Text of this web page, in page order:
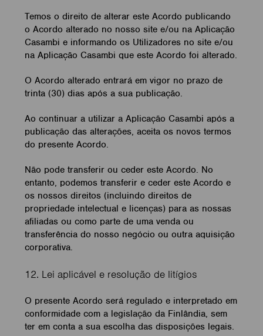
Temos o direito de alterar este Acordo publicando
o Acordo alterado no nosso site e/ou na Aplicação
Casambi e informando os Utilizadores no site e/ou
na Aplicação Casambi que este Acordo foi alterado.
O Acordo alterado entrará em vigor no prazo de
trinta (30) dias após a sua publicação.
Ao continuar a utilizar a Aplicação Casambi após a
publicação das alterações, aceita os novos termos
do presente Acordo.
Não pode transferir ou ceder este Acordo. No
entanto, podemos transferir e ceder este Acordo e
os nossos direitos (incluindo direitos de
propriedade intelectual e licenças) para as nossas
afiliadas ou como parte de uma venda ou
transferência do nosso negócio ou outra aquisição
corporativa.
12. Lei aplicável e resolução de litígios
O presente Acordo será regulado e interpretado em
conformidade com a legislação da Finlândia, sem
ter em conta a sua escolha das disposições legais.